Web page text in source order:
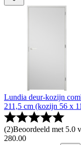
Lundia deur-kozijn
211,5 cm (kozijn 56 x
(2)Beoordeeld met 5.0
280.00